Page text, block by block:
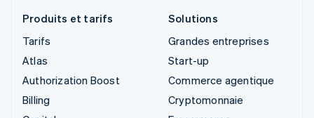
Produits et tarifs
Tarifs
Atlas
Authorization Boost
Billing
Solutions
Grandes entreprises
Start-up
Commerce agentique
Cryptomonnaie